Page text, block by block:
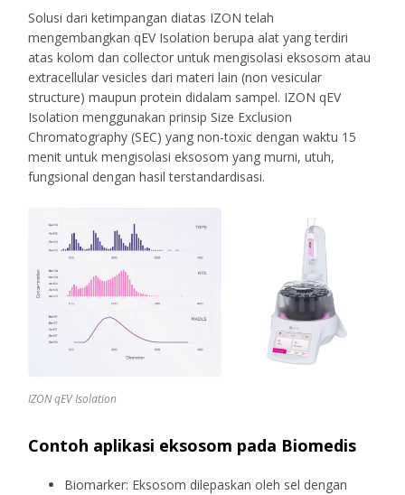
Solusi dari ketimpangan diatas IZON telah
mengembangkan qEV Isolation berupa alat yang terdiri
atas kolom dan collector untuk mengisolasi eksosom atau
extracellular vesicles dari materi lain (non vesicular
structure) maupun protein didalam sampel. IZON qEV
Isolation menggunakan prinsip Size Exclusion
Chromatography (SEC) yang non-toxic dengan waktu 15
menit untuk mengisolasi eksosom yang murni, utuh,
fungsional dengan hasil terstandardisasi.
IZON qEV Isolation
Contoh aplikasi eksosom pada Biomedis
Biomarker: Eksosom dilepaskan oleh sel dengan